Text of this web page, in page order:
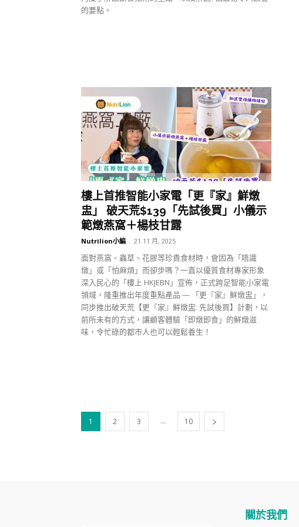
的要點。
樓上首推智能小家電「更『家』鮮燉
盅」 破天荒$139「先試後買」小儀示
範燉燕窩＋楊枝甘露
Nutrilion小編 - 21 11 月, 2025
面對燕窩、蟲草、花膠等珍貴食材時，會因為「唔識
燉」或「怕麻煩」而卻步嗎？一直以優質食材專家形象
深入民心的「樓上 HKJEBN」宣佈，正式跨足智能小家電
領域，隆重推出年度重點產品 — 「更『家』鮮燉盅」，
同步推出破天荒【更『家』鮮燉盅: 先試後買】計劃，以
前所未有的方式，讓顧客體驗「即燉即食」的鮮燉滋
味，令忙碌的都市人也可以輕鬆養生！
1 2 3 ... 10
關於我們